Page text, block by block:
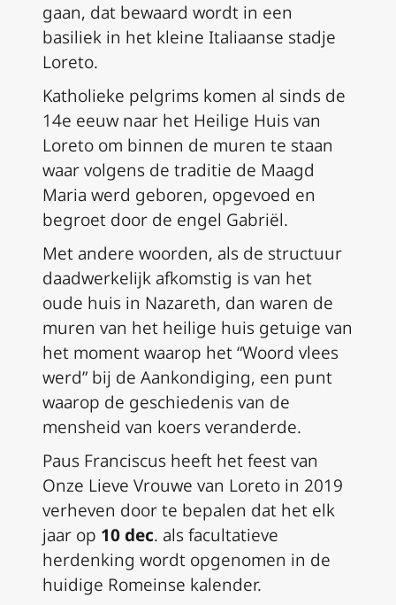
gaan, dat bewaard wordt in een
basiliek in het kleine Italiaanse stadje
Loreto.
Katholieke pelgrims komen al sinds de
14e eeuw naar het Heilige Huis van
Loreto om binnen de muren te staan
waar volgens de traditie de Maagd
Maria werd geboren, opgevoed en
begroet door de engel Gabriël.
Met andere woorden, als de structuur
daadwerkelijk afkomstig is van het
oude huis in Nazareth, dan waren de
muren van het heilige huis getuige van
het moment waarop het “Woord vlees
werd” bij de Aankondiging, een punt
waarop de geschiedenis van de
mensheid van koers veranderde.
Paus Franciscus heeft het feest van
Onze Lieve Vrouwe van Loreto in 2019
verheven door te bepalen dat het elk
jaar op 10 dec. als facultatieve
herdenking wordt opgenomen in de
huidige Romeinse kalender.